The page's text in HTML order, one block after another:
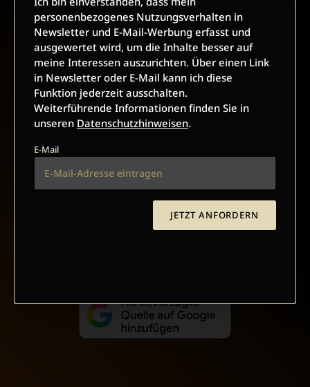
AGB UND WIDERRUFSBELEHRUNG DATENSCHUTZ
ABO ONLINE KÜNDIGEN
personenbezogenes Nutzungsverhalten in
Newsletter und E-Mail-Werbung erfasst und
ausgewertet wird, um die Inhalte besser auf
meine Interessen auszurichten. Über einen Link
in Newsletter oder E-Mail kann ich diese
Funktion jederzeit ausschalten.
Weiterführende Informationen finden Sie in
unseren Datenschutzhinweisen.
E-Mail
JETZT ANFORDERN